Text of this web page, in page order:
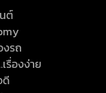
ต์
รถ
รื่องง่าย
ดี